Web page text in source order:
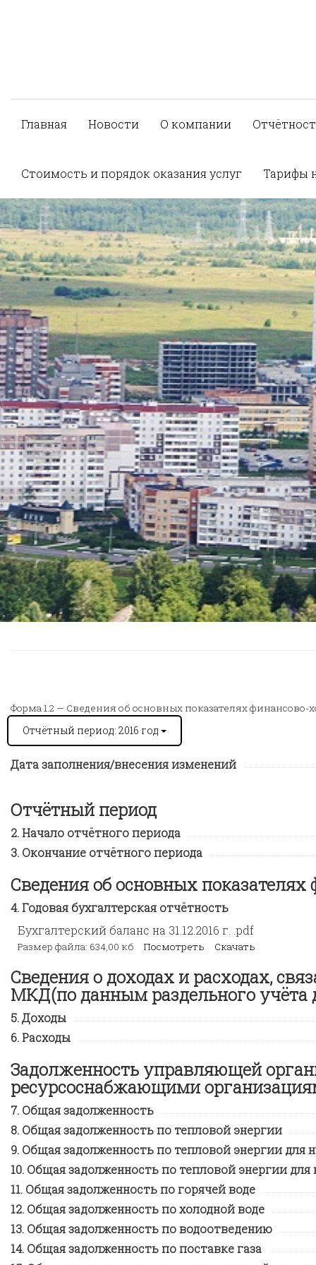
Главная Новости О компании
Стоимость и порядок оказания услуг Тарифы
Форма 1.2 — Сведения об основных показателях
Отчётный период: 2016 год
Дата заполнения/внесения изменений
Отчётный период
Начало отчётного периода
Окончание отчётного периода
Сведения об основных показателях
Годовая бухгалтерская отчётность
Бухгалтерский баланс на 31.12.2016 г. .pdf
Размер файла: 634,00 кб Посмотреть Скачать
Сведения о доходах и расходах,
МКД(по данным раздельного учёта
Доходы
Расходы
Задолженность управляющей
ресурсоснабжающими
Общая задолженность
Общая задолженность по тепловой энергии
Общая задолженность по тепловой энергии для
Общая задолженность по тепловой энергии для
Общая задолженность по горячей воде
Общая задолженность по холодной воде
Общая задолженность по водоотведению
Общая задолженность по поставке газа